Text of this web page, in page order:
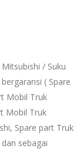
/ Suku
( Spare
Mobil Truk
Mobil Truk
Spare part Truk
sebagai